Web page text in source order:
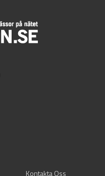
Kontakta Oss